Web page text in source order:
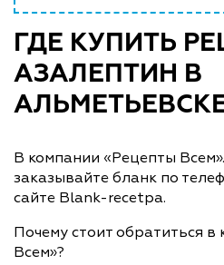
ГДЕ КУПИТЬ
АЗАЛЕПТИН В
В компании «Рецепты
заказывайте бланк по
сайте Blank-recetpa.
Почему стоит обратиться
Всем»?